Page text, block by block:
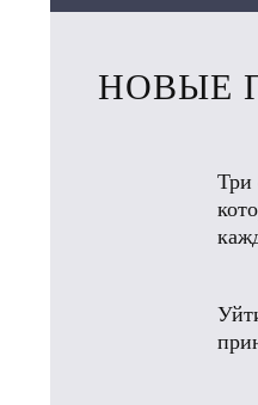
НОВЫЕ
Три